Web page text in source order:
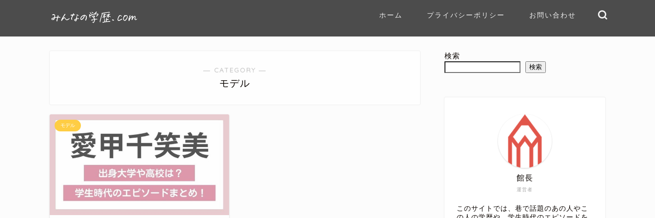
ホーム プライバシーポリシー お問い合わせ
― CATEGORY ―
モデル
モデル
検索
検索
運営者
館長
このサイトでは、巷で話題のあの人やこ